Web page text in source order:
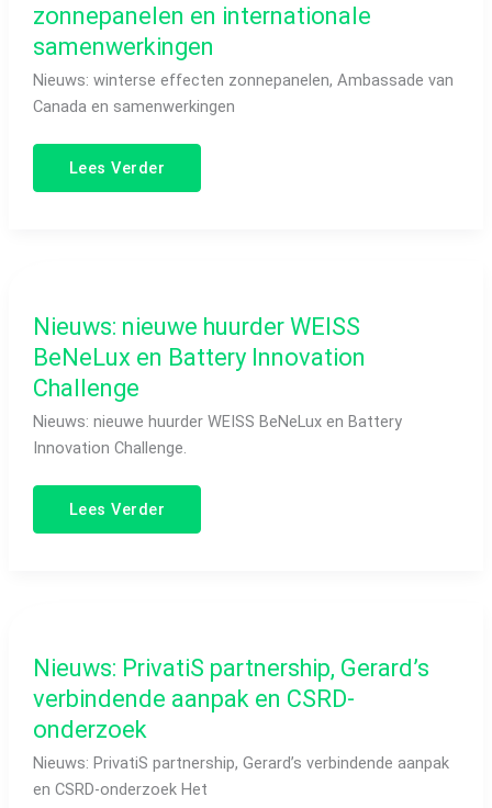
zonnepanelen en internationale
samenwerkingen
Nieuws: winterse effecten zonnepanelen, Ambassade van
Canada en samenwerkingen
Lees Verder
Nieuws: nieuwe huurder WEISS
BeNeLux en Battery Innovation
Challenge
Nieuws: nieuwe huurder WEISS BeNeLux en Battery
Innovation Challenge.
BeNeLux
en
Battery
Innovation
Challenge
Lees Verder
Nieuws: PrivatiS partnership, Gerard’s
verbindende aanpak en CSRD-
onderzoek
Nieuws: PrivatiS partnership, Gerard’s verbindende aanpak
en CSRD-onderzoek Het
Gerard’s
verbindende
aanpak
en
CSRD-
onderzoek